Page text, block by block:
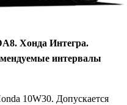
Хонда Интегра.
интервалы
10W30. Допускается